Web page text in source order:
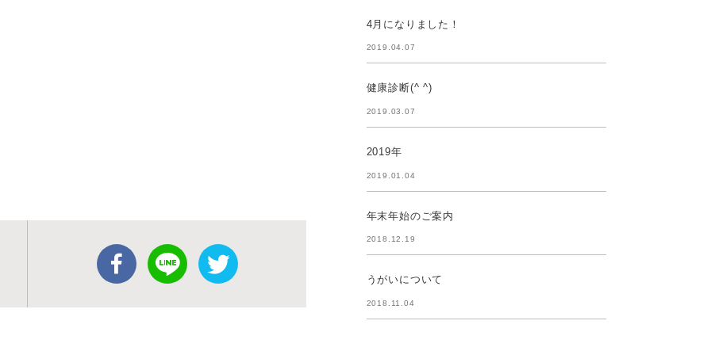
4月になりました！
2019.04.07
健康診断(^ ^)
2019.03.07
2019年
2019.01.04
年末年始のご案内
2018.12.19
うがいについて
2018.11.04